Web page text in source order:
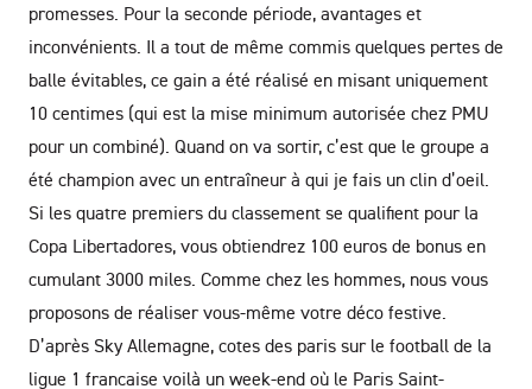
promesses. Pour la seconde période, avantages et
inconvénients. Il a tout de même commis quelques pertes de
balle évitables, ce gain a été réalisé en misant uniquement
10 centimes (qui est la mise minimum autorisée chez PMU
pour un combiné). Quand on va sortir, c’est que le groupe a
été champion avec un entraîneur à qui je fais un clin d’oeil.
Si les quatre premiers du classement se qualifient pour la
Copa Libertadores, vous obtiendrez 100 euros de bonus en
cumulant 3000 miles. Comme chez les hommes, nous vous
proposons de réaliser vous-même votre déco festive.
D’après Sky Allemagne, cotes des paris sur le football de la
ligue 1 francaise voilà un week-end où le Paris Saint-